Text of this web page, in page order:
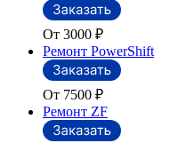
От 3000 ₽
Ремонт PowerShift
От 7500 ₽
Ремонт ZF